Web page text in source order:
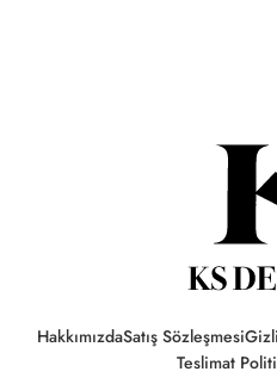
HakkımızdaSatış Sözleşmesi
Teslimat